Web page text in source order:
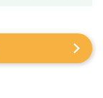
促をSNSで行
ん エンタ
するのと ビジ